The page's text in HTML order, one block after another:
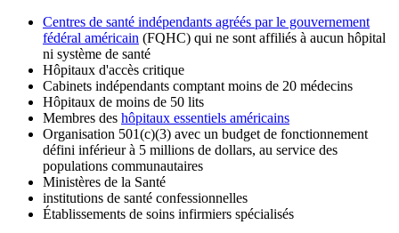
Centres de santé indépendants agréés par le gouvernement
fédéral américain (FQHC) qui ne sont affiliés à aucun hôpital
ni système de santé
Hôpitaux d'accès critique
Cabinets indépendants comptant moins de 20 médecins
Hôpitaux de moins de 50 lits
Membres des hôpitaux essentiels américains
Organisation 501(c)(3) avec un budget de fonctionnement
défini inférieur à 5 millions de dollars, au service des
populations communautaires
Ministères de la Santé
institutions de santé confessionnelles
Établissements de soins infirmiers spécialisés